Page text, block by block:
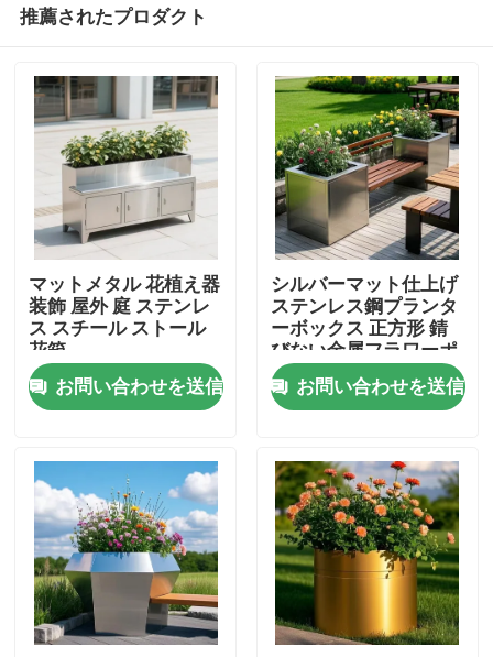
家
プロダクト
推薦されたプロダクト
マットメタル 花植え器
装飾 屋外 庭 ステンレ
ス スチール ストール
花箱
お問い合わせを送信
シルバーマット仕上げ
ステンレス鋼プランタ
ーボックス 正方形 錆
びない金属フラワーポ
ット
お問い合わせを送信